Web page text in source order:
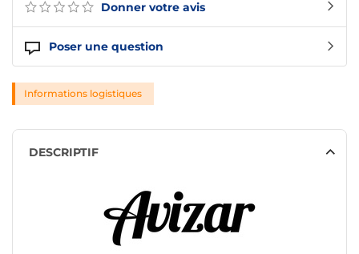
Donner votre avis
Poser une question
Informations logistiques
DESCRIPTIF